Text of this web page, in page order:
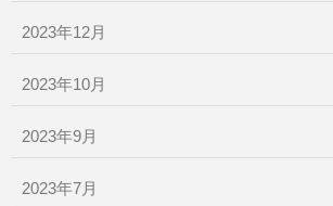
2023年12月
2023年10月
2023年9月
2023年7月